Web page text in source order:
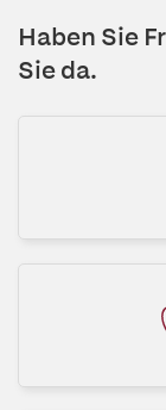
Haben Sie
Sie da.